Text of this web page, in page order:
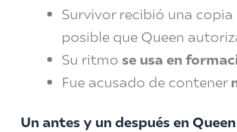
Survivor recibió una copia
posible que Queen
Su ritmo se usa en
Fue acusado de contener
Un antes y un después en Queen